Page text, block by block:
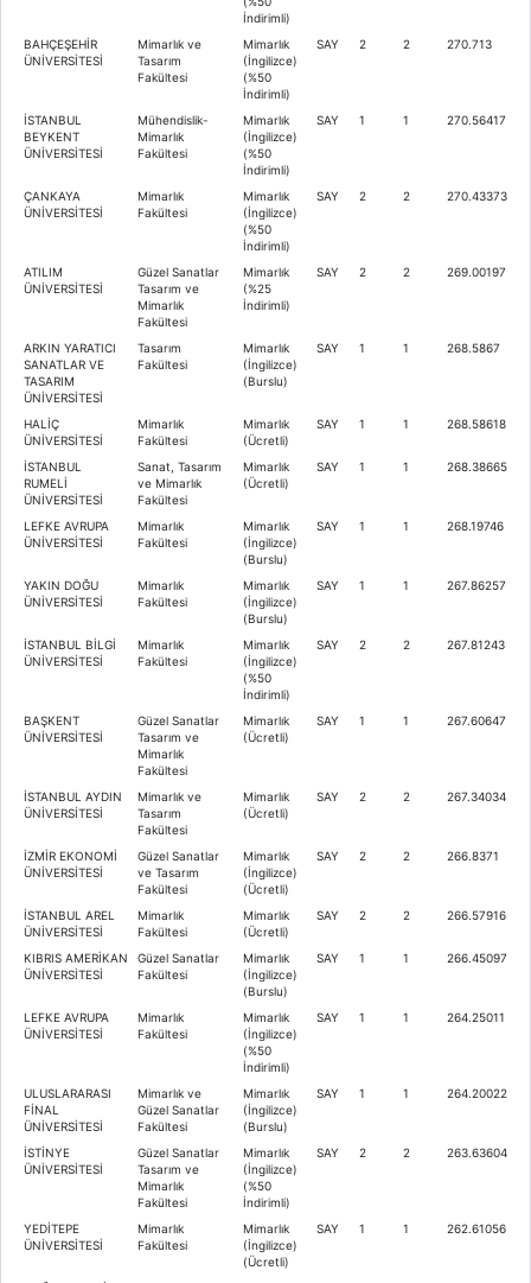
İndirimli)
BAHÇEŞEHİR
ÜNİVERSİTESİ
Mimarlık ve
Tasarım
Fakültesi
Mimarlık
(İngilizce)
(%50
İndirimli)
SAY 2 2 270.713
İSTANBUL
BEYKENT
ÜNİVERSİTESİ
Mühendislik-
Mimarlık
Fakültesi
Mimarlık
(İngilizce)
(%50
İndirimli)
SAY 1 1 270.56417
ÇANKAYA
ÜNİVERSİTESİ
Mimarlık
Fakültesi
Mimarlık
(İngilizce)
(%50
İndirimli)
SAY 2 2 270.43373
ATILIM
ÜNİVERSİTESİ
Güzel Sanatlar
Tasarım ve
Mimarlık
Fakültesi
Mimarlık
(%25
İndirimli)
SAY 2 2 269.00197
ARKIN YARATICI
SANATLAR VE
TASARIM
ÜNİVERSİTESİ
Tasarım
Fakültesi
Mimarlık
(İngilizce)
(Burslu)
SAY 1 1 268.5867
HALİÇ
ÜNİVERSİTESİ
Mimarlık
Fakültesi
Mimarlık
(Ücretli)
SAY 1 1 268.58618
İSTANBUL
RUMELİ
ÜNİVERSİTESİ
Sanat, Tasarım
ve Mimarlık
Fakültesi
Mimarlık
(Ücretli)
SAY 1 1 268.38665
LEFKE AVRUPA
ÜNİVERSİTESİ
Mimarlık
Fakültesi
Mimarlık
(İngilizce)
(Burslu)
SAY 1 1 268.19746
YAKIN DOĞU
ÜNİVERSİTESİ
Mimarlık
Fakültesi
Mimarlık
(İngilizce)
(Burslu)
SAY 1 1 267.86257
İSTANBUL BİLGİ
ÜNİVERSİTESİ
Mimarlık
Fakültesi
Mimarlık
(İngilizce)
(%50
İndirimli)
SAY 2 2 267.81243
BAŞKENT
ÜNİVERSİTESİ
Güzel Sanatlar
Tasarım ve
Mimarlık
Fakültesi
Mimarlık
(Ücretli)
SAY 1 1 267.60647
İSTANBUL AYDIN
ÜNİVERSİTESİ
Mimarlık ve
Tasarım
Fakültesi
Mimarlık
(Ücretli)
SAY 2 2 267.34034
İZMİR EKONOMİ
ÜNİVERSİTESİ
Güzel Sanatlar
ve Tasarım
Fakültesi
Mimarlık
(İngilizce)
(Ücretli)
SAY 2 2 266.8371
İSTANBUL AREL
ÜNİVERSİTESİ
Mimarlık
Fakültesi
Mimarlık
(Ücretli)
SAY 2 2 266.57916
KIBRIS AMERİKAN
ÜNİVERSİTESİ
Güzel Sanatlar
Fakültesi
Mimarlık
(İngilizce)
(Burslu)
SAY 1 1 266.45097
LEFKE AVRUPA
ÜNİVERSİTESİ
Mimarlık
Fakültesi
Mimarlık
(İngilizce)
(%50
İndirimli)
SAY 1 1 264.25011
ULUSLARARASI
FİNAL
ÜNİVERSİTESİ
Mimarlık ve
Güzel Sanatlar
Fakültesi
Mimarlık
(İngilizce)
(Burslu)
SAY 1 1 264.20022
İSTİNYE
ÜNİVERSİTESİ
Güzel Sanatlar
Tasarım ve
Mimarlık
Fakültesi
Mimarlık
(İngilizce)
(%50
İndirimli)
SAY 2 2 263.63604
YEDİTEPE
ÜNİVERSİTESİ
Mimarlık
Fakültesi
Mimarlık
(İngilizce)
(Ücretli)
SAY 1 1 262.61056